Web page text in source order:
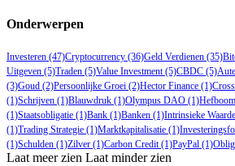
Onderwerpen
Investeren (47)Cryptocurrency (36)Geld Verdienen (35)
Uitgeven (5)Traden (5)Value Investment(5)CBDC (5)
(3)Goud (2)Persoonlijke Groei (2)Hector Finance (1)
(1)Schrijven (1)Blauwdruk (1)Olympus DAO (1)Hefboom
(1)Staatsobligatie (1)Bank (1)Banken (1)Intrinsieke Waarde
(1)Trading Strategie (1)Marktkapitalisatie (1)
(1)Schulden (1)Zilver (1)Carbon Credit(1)PayPal (1)
Laat meer zien Laat minder zien